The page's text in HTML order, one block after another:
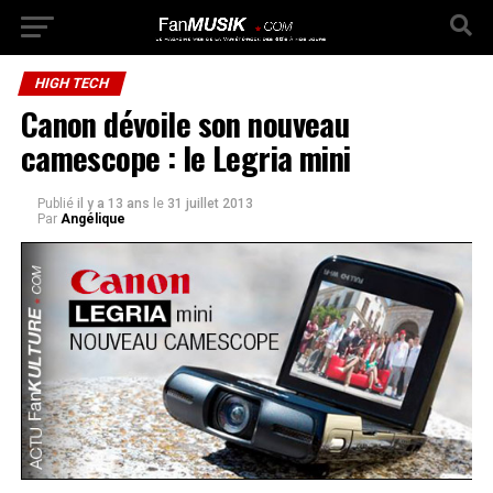
HIGH TECH
Canon dévoile son nouveau
camescope : le Legria mini‬
Publié il y a 13 ans le 31 juillet 2013
Par Angélique